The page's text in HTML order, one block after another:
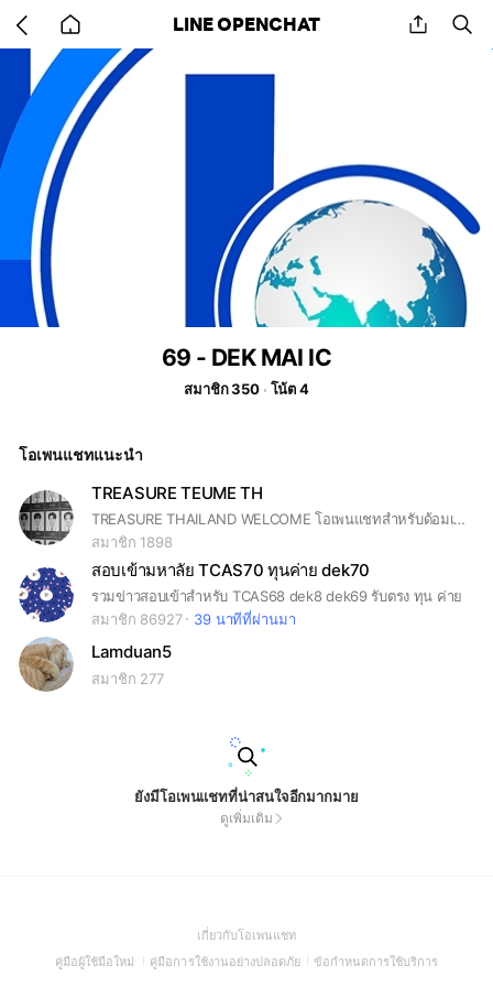
back
to
home
LINE OPENCHAT share
69 - DEK MAI IC
สมาชิก 350 โน้ต 4
โอเพนแชทแนะนำ
TREASURE TEUME TH
TREASURE THAILAND WELCOME โอเพนแชทสำหรับด้อมเด็กสมบัติ(ทึเม) ❗เข้ามาแล้วตั้งชื่อ / อิโมจิเมน ❗ #HYUNSUK #JIHOON #YOSHI #JUNKYU #MASHIHO #JAEHYUK #ASAHI #YEDAM #DOYOUNG #HARUTO#JEONGWOO#JUNGHWAN#เทรเชอร์
สมาชิก 1898
สอบเข้ามหาลัย TCAS70 ทุนค่าย dek70
รวมข่าวสอบเข้าสำหรับ TCAS68 dek8 dek69 รับตรง ทุน ค่าย
สมาชิก 86927
39 นาทีที่ผ่านมา
Lamduan5
สมาชิก 277
ยังมีโอเพนแชทที่น่าสนใจอีกมากมาย
ดูเพิ่มเติม
เกี่ยวกับโอเพนแชท(Open
in
คู่มือผู้ใช้มือใหม่
(Open
คู่มือการใช้งานอย่างปลอดภัย(Open
ข้อกำหนดการใช้บริการ(Open